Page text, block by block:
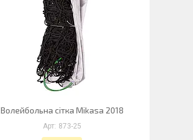
Волейбольна сітка Mikasa 2018
873-25